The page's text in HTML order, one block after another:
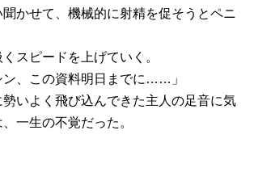
かせて、機械的に射精を促そうとペニ
スピードを上げていく。
、この資料明日までに……」
いよく飛び込んできた主人の足音に気
一生の不覚だった。